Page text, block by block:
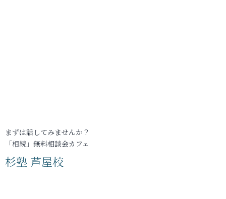
まずは話してみませんか？
「相続」無料相談会カフェ
杉塾 芦屋校